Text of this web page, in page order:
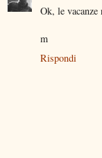
Ok, le
m
Rispondi